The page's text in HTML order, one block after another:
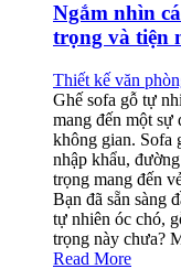
Ngắm nhìn
trọng và tiện
Thiết kế văn
Ghế sofa gỗ tự
mang đến một sự
không gian. Sofa
nhập khẩu,
trọng mang đến
Bạn đã sẵn sàng
tự nhiên óc chó,
trọng này chưa?
Read More